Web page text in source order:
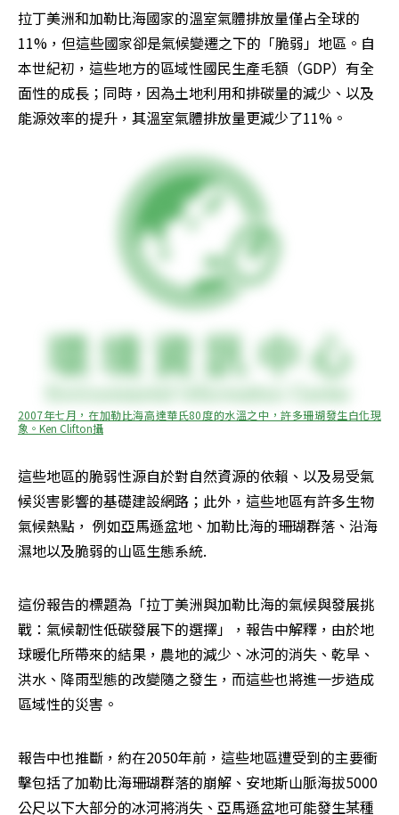
拉丁美洲和加勒比海國家的溫室氣體排放量僅占全球的
11%，但這些國家卻是氣候變遷之下的「脆弱」地區。自
本世紀初，這些地方的區域性國民生產毛額（GDP）有全
面性的成長；同時，因為土地利用和排碳量的減少、以及
能源效率的提升，其溫室氣體排放量更減少了11%。
2007年七月，在加勒比海高達華氏80度的水溫之中，許多珊瑚發生白化現
象。Ken Clifton攝
這些地區的脆弱性源自於對自然資源的依賴、以及易受氣
候災害影響的基礎建設網路；此外，這些地區有許多生物
氣候熱點， 例如亞馬遜盆地、加勒比海的珊瑚群落、沿海
濕地以及脆弱的山區生態系統.
這份報告的標題為「拉丁美洲與加勒比海的氣候與發展挑
戰：氣候韌性低碳發展下的選擇」，報告中解釋，由於地
球暖化所帶來的結果，農地的減少、冰河的消失、乾旱、
洪水、降雨型態的改變隨之發生，而這些也將進一步造成
區域性的災害。
報告中也推斷，約在2050年前，這些地區遭受到的主要衝
擊包括了加勒比海珊瑚群落的崩解、安地斯山脈海拔5000
公尺以下大部分的冰河將消失、亞馬遜盆地可能發生某種